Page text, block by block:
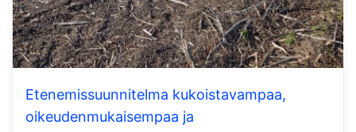
Etenemissuunnitelma kukoistavampaa,
oikeudenmukaisempaa ja